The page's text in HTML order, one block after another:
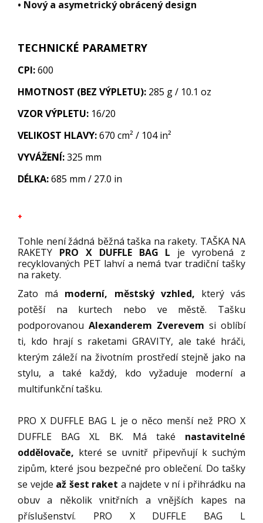
• Nový a asymetrický obrácený design
TECHNICKÉ PARAMETRY
CPI:600
HMOTNOST (BEZ VÝPLETU): 285 g / 10.1 oz
VZOR VÝPLETU: 16/20
VELIKOST HLAVY:670 cm² / 104 in²
VYVÁŽENÍ:325 mm
DÉLKA:685 mm / 27.0 in
+
Tohle není žádná běžná taška na rakety. TAŠKA NA
RAKETY PRO X DUFFLE BAG L je vyrobená z
recyklovaných PET lahví a nemá tvar tradiční tašky
na rakety.
Zato má moderní, městský vzhled, který vás
potěší na kurtech nebo ve městě. Tašku
podporovanou Alexanderem Zverevem si oblíbí
ti, kdo hrají s raketami GRAVITY, ale také hráči,
kterým záleží na životním prostředí stejně jako na
stylu, a také každý, kdo vyžaduje moderní a
multifunkční tašku.
PRO X DUFFLE BAG L je o něco menší než PRO X
DUFFLE BAG XL BK. Má také nastavitelné
oddělovače, které se uvnitř připevňují k suchým
zipům, které jsou bezpečné pro oblečení. Do tašky
se vejde až šest raket a najdete v ní i přihrádku na
obuv a několik vnitřních a vnějších kapes na
příslušenství. PRO X DUFFLE BAG L